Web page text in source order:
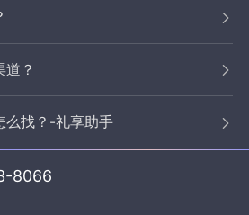
道？
么找？-礼享助手
8066